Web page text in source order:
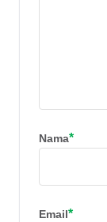
Nama*
Email*